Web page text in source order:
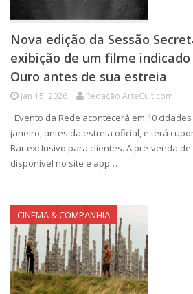
Nova edição da Sessão
exibição de um filme indicado
Ouro antes de sua estreia
jan 15, 2026 Redação ArteCult.com
Evento da Rede acontecerá em 10
janeiro, antes da estreia oficial, e terá
Bar exclusivo para clientes. A pré-venda
disponível no site e app…
CINEMA & COMPANHIA